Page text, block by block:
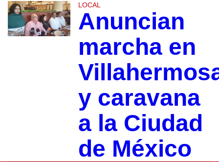
LOCAL
Anuncian
marcha en
y caravana
a la Ciudad
de México